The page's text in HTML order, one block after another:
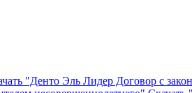
"Денто Эль Лидер Договор с